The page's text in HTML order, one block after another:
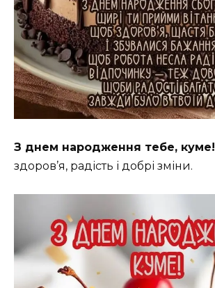
З днем народження тебе, куме!
здоров’я, радість і добрі зміни.